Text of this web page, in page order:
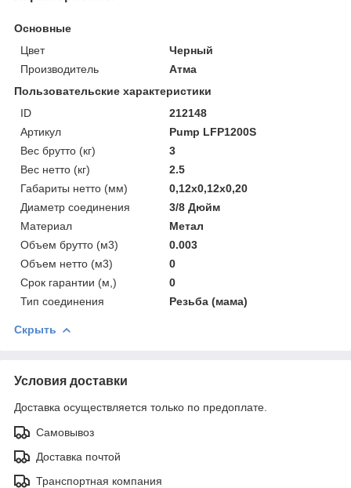
Основные
Цвет
Черный
Производитель
Атма
Пользовательские характеристики
ID
212148
Артикул
Pump LFP1200S
Вес брутто (кг)
3
Вес нетто (кг)
2.5
Габариты нетто (мм)
0,12x0,12x0,20
Диаметр соединения
3/8 Дюйм
Материал
Метал
Объем брутто (м3)
0.003
Объем нетто (м3)
0
Срок гарантии (м,)
0
Тип соединения
Резьба (мама)
Скрыть
Условия доставки
Доставка осуществляется только по предоплате.
Самовывоз
Доставка почтой
Транспортная компания